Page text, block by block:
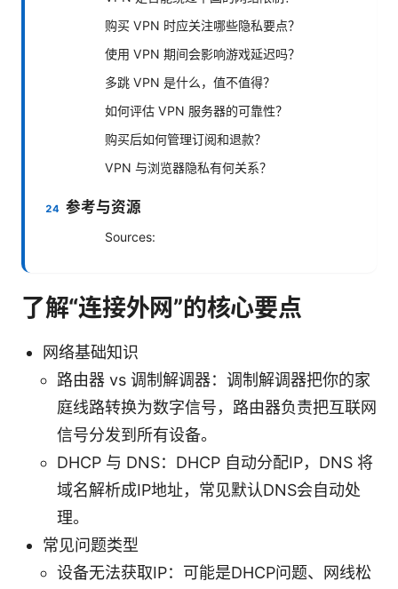
购买 VPN 时应关注哪些隐私要点？
使用 VPN 期间会影响游戏延迟吗？
多跳 VPN 是什么，值不值得？
如何评估 VPN 服务器的可靠性？
购买后如何管理订阅和退款？
VPN 与浏览器隐私有何关系？
参考与资源
Sources:
了解“连接外网”的核心要点
网络基础知识
路由器 vs 调制解调器：调制解调器把你的家
庭线路转换为数字信号，路由器负责把互联网
信号分发到所有设备。
DHCP 与 DNS：DHCP 自动分配IP，DNS 将
域名解析成IP地址，常见默认DNS会自动处
理。
常见问题类型
设备无法获取IP：可能是DHCP问题、网线松